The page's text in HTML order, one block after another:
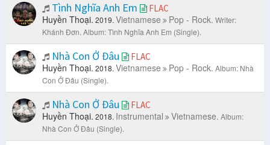
Tình Nghĩa Anh Em FLAC
Huyền Thoại. 2019. Vietnamese Pop - Rock. Writer:
Khánh Đơn. Album: Tình Nghĩa Anh Em (Single).
Nhà Con Ở Đâu FLAC
Huyền Thoại. 2018. Vietnamese Pop - Rock. Album: Nhà
Con Ở Đâu (Single).
Nhà Con Ở Đâu FLAC
Huyền Thoại. 2018. Instrumental Vietnamese. Album:
Nhà Con Ở Đâu (Single).